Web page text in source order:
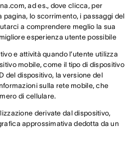
ad es., dove clicca, per
pagina, lo scorrimento, i passaggi del
a comprendere meglio la sua
esperienza utente possibile
e attività quando l’utente utilizza
mobile, come il tipo di dispositivo
del dispositivo, la versione del
sulla rete mobile, che
di cellulare.
derivate dal dispositivo,
approssimativa dedotta da un